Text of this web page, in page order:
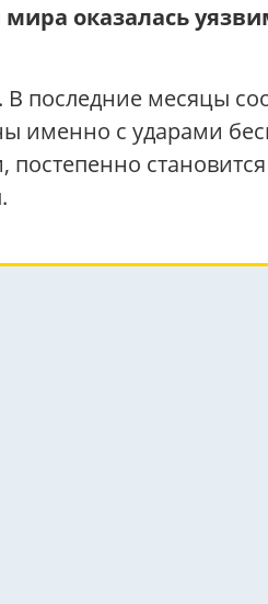
оказалась
В последние месяцы
именно с ударами